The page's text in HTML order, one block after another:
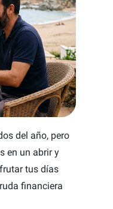
del año, pero
en un abrir y
tus días
financiera